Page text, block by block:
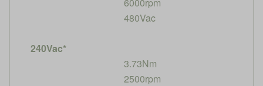
480Vac
240Vac*
3.73Nm
2500rpm